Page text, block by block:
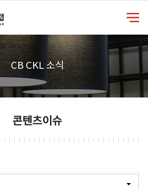
CB CKL 소식
콘텐츠이슈